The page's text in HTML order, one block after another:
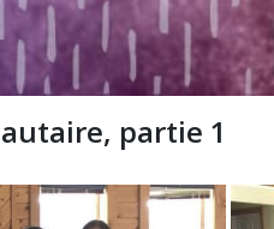
partie 1